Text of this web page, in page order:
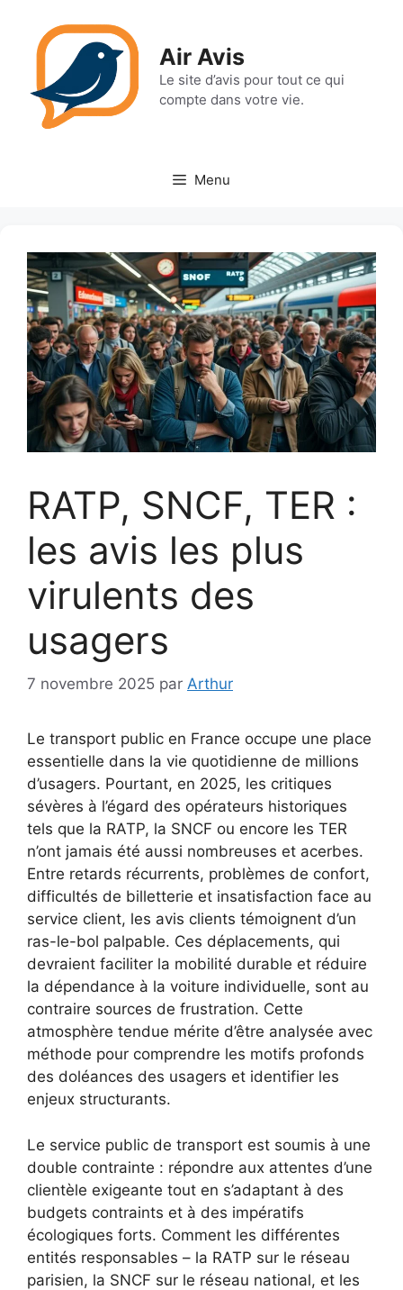
contenu
Air Avis
Le site d’avis pour tout ce qui
compte dans votre vie.
Menu
RATP, SNCF, TER :
les avis les plus
virulents des
usagers
7 novembre 2025 par Arthur
Le transport public en France occupe une place
essentielle dans la vie quotidienne de millions
d’usagers. Pourtant, en 2025, les critiques
sévères à l’égard des opérateurs historiques
tels que la RATP, la SNCF ou encore les TER
n’ont jamais été aussi nombreuses et acerbes.
Entre retards récurrents, problèmes de confort,
difficultés de billetterie et insatisfaction face au
service client, les avis clients témoignent d’un
ras-le-bol palpable. Ces déplacements, qui
devraient faciliter la mobilité durable et réduire
la dépendance à la voiture individuelle, sont au
contraire sources de frustration. Cette
atmosphère tendue mérite d’être analysée avec
méthode pour comprendre les motifs profonds
des doléances des usagers et identifier les
enjeux structurants.
Le service public de transport est soumis à une
double contrainte : répondre aux attentes d’une
clientèle exigeante tout en s’adaptant à des
budgets contraints et à des impératifs
écologiques forts. Comment les différentes
entités responsables – la RATP sur le réseau
parisien, la SNCF sur le réseau national, et les